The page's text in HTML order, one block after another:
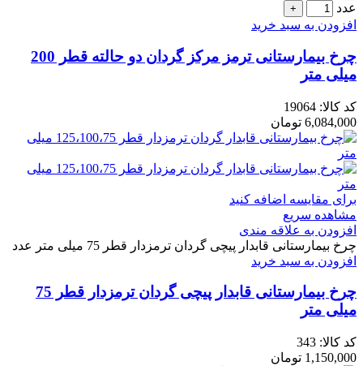
عدد
افزودن به سبد خرید
چرخ بیمارستانی ترمز مرکز گردان دو حالته قطر 200
میلی متر
کد کالا: 19064
6,084,000 تومان
برای مقایسه اضافه کنید
مشاهده سریع
افزودن به علاقه مندی
چرخ بیمارستانی قابدار پیچی گردان ترمزدار قطر 75 میلی متر عدد
افزودن به سبد خرید
چرخ بیمارستانی قابدار پیچی گردان ترمزدار قطر 75
میلی متر
کد کالا: 343
1,150,000 تومان